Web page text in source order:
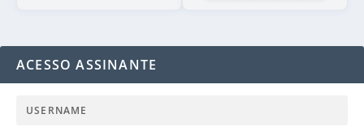
ACESSO ASSINANTE